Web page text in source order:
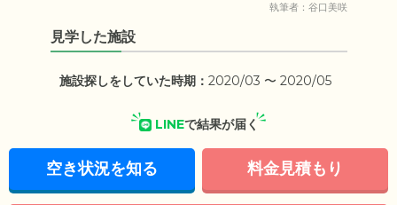
執筆者：谷口美咲
見学した施設
施設探しをしていた時期： 2020/03 〜 2020/05
LINEで結果が届く
空き状況を知る 料金見積もり